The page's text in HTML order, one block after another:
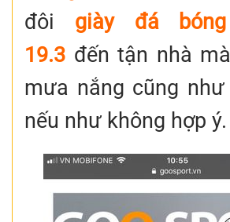
đôi giày đá bóng
19.3 đến tận nhà
mưa nắng cũng
nếu như không hợp ý.